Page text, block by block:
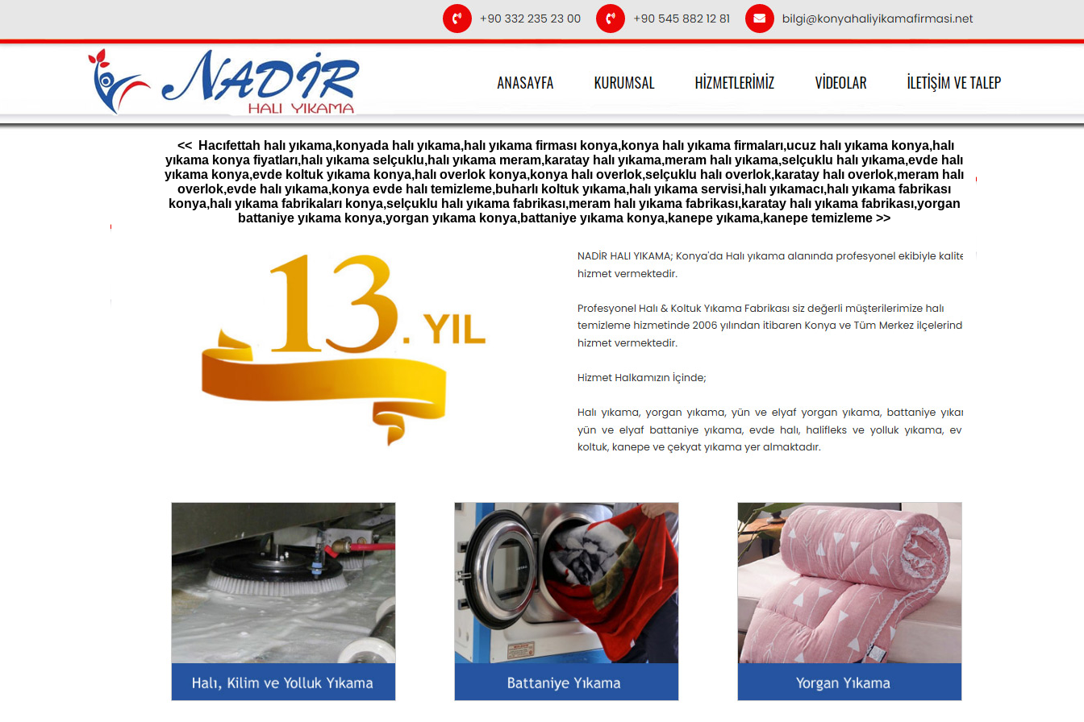
<< Hacıfettah halı yıkama,konyada halı yıkama,halı yıkama firması konya,konya halı yıkama firmaları,ucuz halı yıkama konya,halı
yıkama konya fiyatları,halı yıkama selçuklu,halı yıkama meram,karatay halı yıkama,meram halı yıkama,selçuklu halı yıkama,evde halı
yıkama konya,evde koltuk yıkama konya,halı overlok konya,konya halı overlok,selçuklu halı overlok,karatay halı overlok,meram halı
overlok,evde halı yıkama,konya evde halı temizleme,buharlı koltuk yıkama,halı yıkama servisi,halı yıkamacı,halı yıkama fabrikası
konya,halı yıkama fabrikaları konya,selçuklu halı yıkama fabrikası,meram halı yıkama fabrikası,karatay halı yıkama fabrikası,yorgan
battaniye yıkama konya,yorgan yıkama konya,battaniye yıkama konya,kanepe yıkama,kanepe temizleme >>